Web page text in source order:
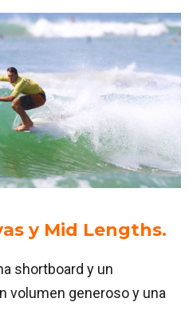
y Mid Lengths.
shortboard y un
volumen generoso y una